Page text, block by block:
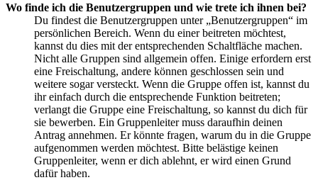
Wo finde ich die Benutzergruppen und wie trete ich ihnen bei?
Du findest die Benutzergruppen unter „Benutzergruppen“ im
persönlichen Bereich. Wenn du einer beitreten möchtest,
kannst du dies mit der entsprechenden Schaltfläche machen.
Nicht alle Gruppen sind allgemein offen. Einige erfordern erst
eine Freischaltung, andere können geschlossen sein und
weitere sogar versteckt. Wenn die Gruppe offen ist, kannst du
ihr einfach durch die entsprechende Funktion beitreten;
verlangt die Gruppe eine Freischaltung, so kannst du dich für
sie bewerben. Ein Gruppenleiter muss daraufhin deinen
Antrag annehmen. Er könnte fragen, warum du in die Gruppe
aufgenommen werden möchtest. Bitte belästige keinen
Gruppenleiter, wenn er dich ablehnt, er wird einen Grund
dafür haben.